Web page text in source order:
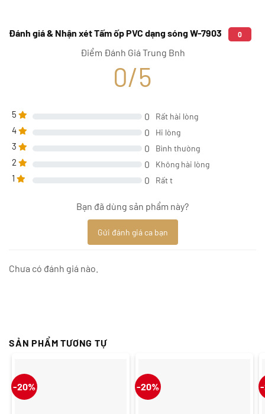
Đánh giá & Nhận xét Tấm ốp PVC dạng sóng W-7903 0
Điểm Đánh Giá Trung Bnh
0/5
5 0 Rất hài lòng
4 0 Hi lòng
3 0 Bình thường
2 0 Không hài lòng
1 0 Rất t
Bạn đã dùng sản phẩm này?
Gửi đánh giá ca bạn
Chưa có đánh giá nào.
SẢN PHẨM TƯƠNG TỰ
-20% -20%